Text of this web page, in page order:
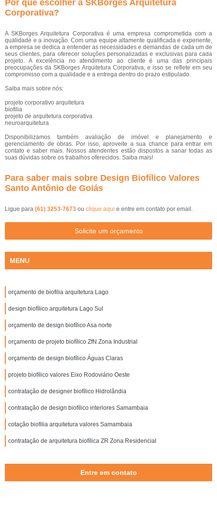
Por que escolher a SKBorges Arquitetura
Corporativa?
A SKBorges Arquitetura Corporativa é uma empresa comprometida com a
qualidade e a inovação. Com uma equipe altamente qualificada e experiente,
a empresa se dedica a entender as necessidades e demandas de cada um de
seus clientes, para oferecer soluções personalizadas e exclusivas para cada
projeto. A excelência no atendimento ao cliente é uma das principais
preocupações da SKBorges Arquitetura Corporativa, e isso se reflete em seu
compromisso com a qualidade e a entrega dentro do prazo estipulado.
Saiba mais sobre nós:
projeto corporativo arquitetura
biofilia
projeto de arquitetura corporativa
neuroarquitetura
Disponibilizamos também avaliação de imóvel e planejamento e
gerenciamento de obras. Por isso, aproveite a sua chance para entrar em
contato e saber mais. Nossos atendentes estão dispostos a sanar todas as
suas dúvidas sobre os trabalhos oferecidos. Saiba mais!
Para saber mais sobre Design Biofílico Valores
Santo Antônio de Goiás
Ligue para (61) 3253-7673 ou clique aqui e entre em contato por email.
Solicite um orçamento
MENU
orçamento de biofilia arquitetura Lago
design biofílico arquitetura Lago Sul
orçamento de design biofílico Asa norte
orçamento de projeto biofílico ZfN Zona Industrial
orçamento de design biofílico Águas Claras
projeto biofílico valores Eixo Rodoviário Oeste
contratação de designer biofílico Hidrolândia
contratação de design biofílico interiores Samambaia
cotação biofilia arquitetura valores Samambaia
contratação de arquitetura biofílica ZR Zona Residencial
Entre em contato